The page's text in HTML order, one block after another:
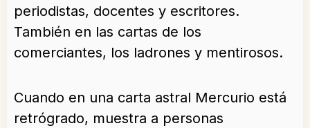
periodistas, docentes y escritores.
También en las cartas de los
comerciantes, los ladrones y mentirosos.
Cuando en una carta astral Mercurio está
retrógrado, muestra a personas